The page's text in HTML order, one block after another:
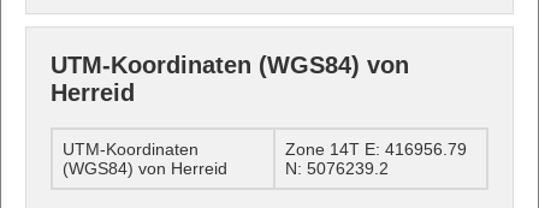
UTM-Koordinaten (WGS84) von
Herreid
UTM-Koordinaten
(WGS84) von Herreid
Zone 14T E: 416956.79
N: 5076239.2